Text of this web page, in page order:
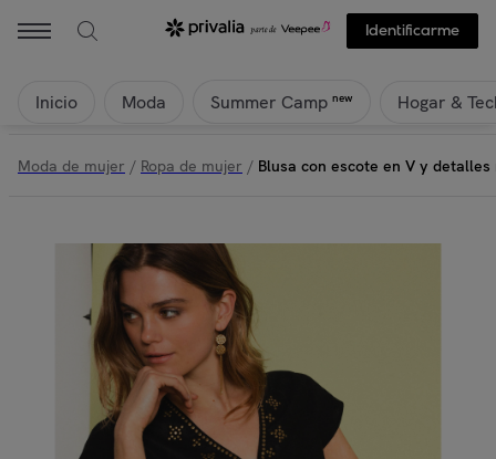
Identificarme
Inicio Moda Summer Camp new Hogar &
Moda de mujer / Ropa de mujer / Blusa con escote en V y detalles